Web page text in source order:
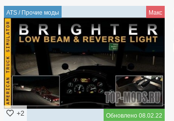
ATS / Прочие моды Макс
Обновлено 08.02.22
+2